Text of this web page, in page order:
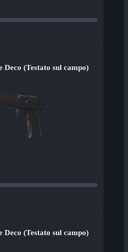
Deco (Testato sul campo)
Deco (Testato sul campo)